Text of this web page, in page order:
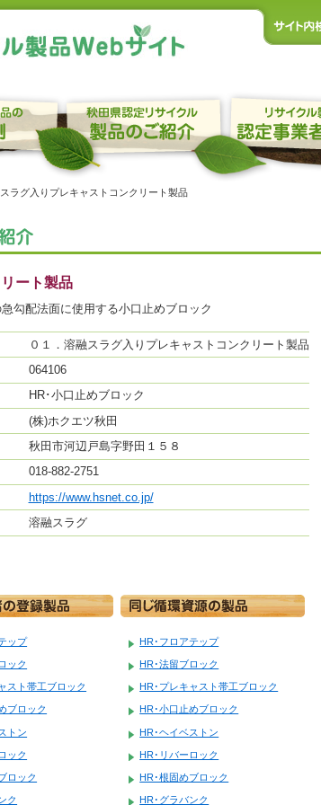
ラグ入りプレキャストコンクリート製品
ート製品
勾配法面に使用する小口止めブロック
０１．溶融スラグ入りプレキャストコンクリート製品
064106
HR･小口止めブロック
(株)ホクエツ秋田
秋田市河辺戸島字野田１５８
018-882-2751
https://www.hsnet.co.jp/
溶融スラグ
ップ
ック
スト帯工ブロック
ブロック
トン
ック
ロック
ク
HR･フロアテップ
HR･法留ブロック
HR･プレキャスト帯工ブロック
HR･小口止めブロック
HR･ヘイベストン
HR･リバーロック
HR･根固めブロック
HR･グラバンク